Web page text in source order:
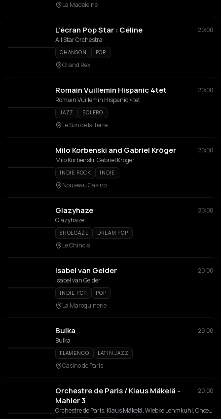
La Madeleine
L'écran Pop Star : Céline
20:00
All Star Orchestra
CHANSON POP
Grand Rex
Romain Vuillemin Hispanic 4tet
20:00
Romain Vuillemin Hispanic 4tet
JAZZ BOLERO
Le Son de la Terre
Milo Korbenski and Gabriel Kröger
20:00
Milo Korbenski, Gabriel Kröger
INDIE ROCK INDIE
Nouveau Casino
Glazyhaze
20:00
Glazyhaze
SHOEGAZE DREAM POP
Le Chinois
Isabel van Gelder
20:00
Isabel van Gelder
INDIE POP POP
La Maroquinerie
Buika
20:00
Buika
FLAMENCO LATIN JAZZ
Casino de Paris
Orchestre de Paris / Klaus Mäkelä -
Mahler 3
20:00
Orchestre de Paris, Klaus Mäkelä, Wiebke Lehmkuhl, Chœur de femmes de l'Orchestre de Paris, Chœur de jeunes de l'Orchestre de Paris, Chœur d'enfants de l'Orchestre de Paris